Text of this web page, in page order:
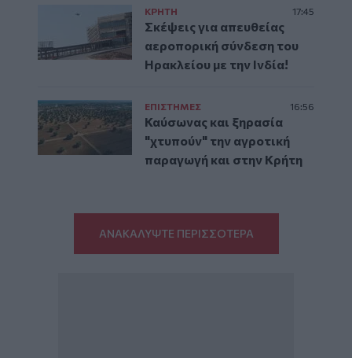
ΚΡΗΤΗ 17:45
Σκέψεις για απευθείας
αεροπορική σύνδεση του
Ηρακλείου με την Ινδία!
ΕΠΙΣΤΗΜΕΣ 16:56
Καύσωνας και ξηρασία
"χτυπούν" την αγροτική
παραγωγή και στην Κρήτη
ΑΝΑΚΑΛΥΨΤΕ ΠΕΡΙΣΣΟΤΕΡΑ